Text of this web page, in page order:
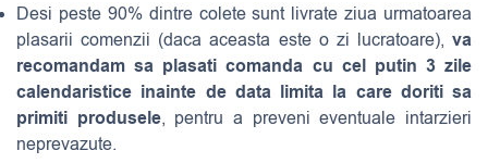
Desi peste 90% dintre colete sunt livrate ziua urmatoarea
plasarii comenzii (daca aceasta este o zi lucratoare), va
recomandam sa plasati comanda cu cel putin 3 zile
calendaristice inainte de data limita la care doriti sa
primiti produsele, pentru a preveni eventuale intarzieri
neprevazute.